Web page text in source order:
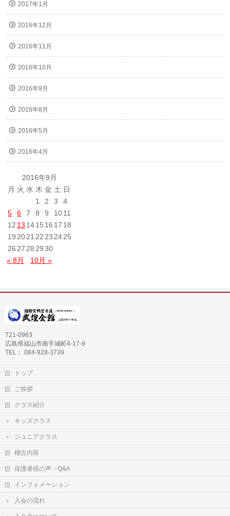
2017年1月
2016年12月
2016年11月
2016年10月
2016年9月
2016年8月
2016年5月
2016年4月
2016年9月
月 火 水 木 金 土 日
1
2 3
4
5
6 7 8 9 1011
12 13 1415 16 17 18
19 2021 22 23 2425
26 27 28 29 30
« 8月
10月 »
721-0963
広島県福山市南手城町4-17-9
TEL： 084-928-3739
トップ
ご挨拶
クラス紹介
キッズクラス
ジュニアクラス
稽古内容
保護者様の声・Q&A
インフォメーション
入会の流れ